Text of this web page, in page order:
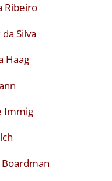
Ribeiro
Silva
Haag
Immig